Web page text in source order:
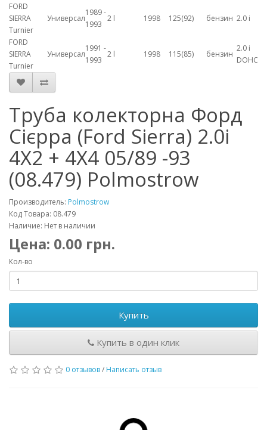
FORD
SIERRA
Turnier
Универсал
1989 -
1993
2 l 1998 125(92) бензин 2.0 i
FORD
SIERRA
Turnier
Универсал
1991 -
1993
2 l 1998 115(85) бензин
2.0 i
DOHC
Труба колекторна Форд
Сієрра (Ford Sierra) 2.0i
4X2 + 4X4 05/89 -93
(08.479) Polmostrow
Производитель: Polmostrow
Код Товара: 08.479
Наличие: Нет в наличии
Цена: 0.00 грн.
Кол-во
Купить
Купить в один клик
0 отзывов/ Написать отзыв